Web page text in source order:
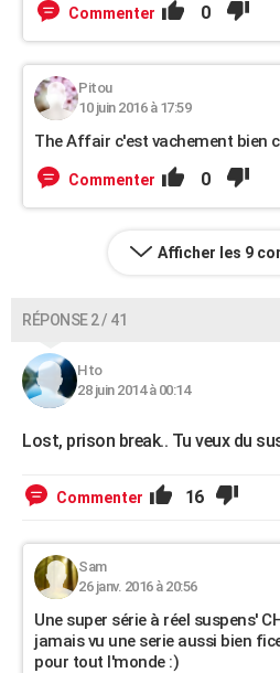
Commenter 0
Pitou
10 juin 2016 à 17:59
The Affair c'est vachement bien
Commenter 0
Afficher les 9
RÉPONSE 2 / 41
Hto
28 juin 2014 à 00:14
Lost, prison break.. Tu veux du
Commenter 16
Sam
26 janv. 2016 à 20:56
Une super série à réel suspens'
jamais vu une serie aussi bien
pour tout l'monde :)